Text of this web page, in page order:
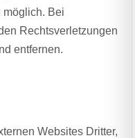
möglich. Bei
Rechtsverletzungen
entfernen.
Websites Dritter,